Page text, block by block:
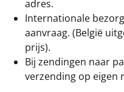
adres.
Internationale
aanvraag. (België
prijs).
Bij zendingen naar
verzending op eigen